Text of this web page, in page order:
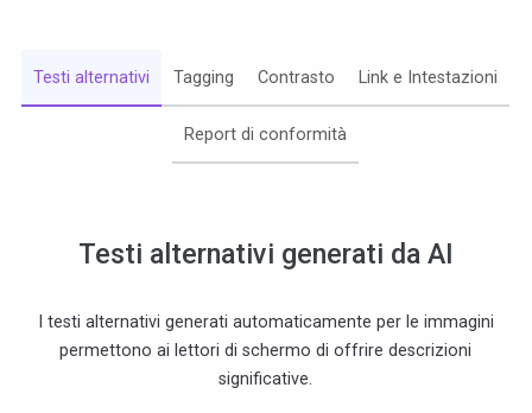
Testi alternativi Tagging Contrasto Link e Intestazioni
Report di conformità
Testi alternativi generati da AI
I testi alternativi generati automaticamente per le immagini
permettono ai lettori di schermo di offrire descrizioni
significative.